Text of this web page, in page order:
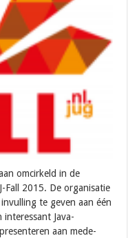
omcirkeld in de
Fall 2015. De organisatie
te geven aan één
Java-
aan mede-